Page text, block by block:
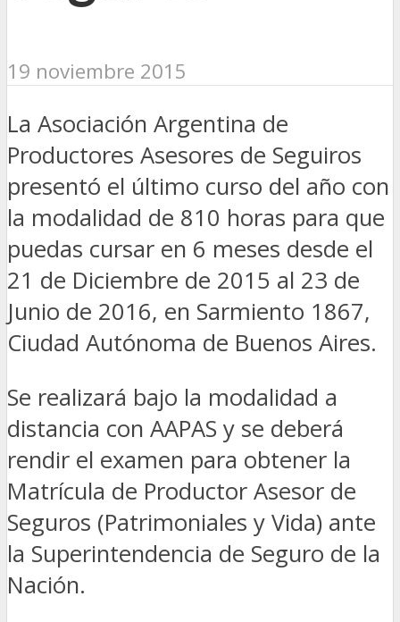
19 noviembre 2015
La Asociación Argentina de
Productores Asesores de Seguiros
presentó el último curso del año con
la modalidad de 810 horas para que
puedas cursar en 6 meses desde el
21 de Diciembre de 2015 al 23 de
Junio de 2016, en Sarmiento 1867,
Ciudad Autónoma de Buenos Aires.
Se realizará bajo la modalidad a
distancia con AAPAS y se deberá
rendir el examen para obtener la
Matrícula de Productor Asesor de
Seguros (Patrimoniales y Vida) ante
la Superintendencia de Seguro de la
Nación.